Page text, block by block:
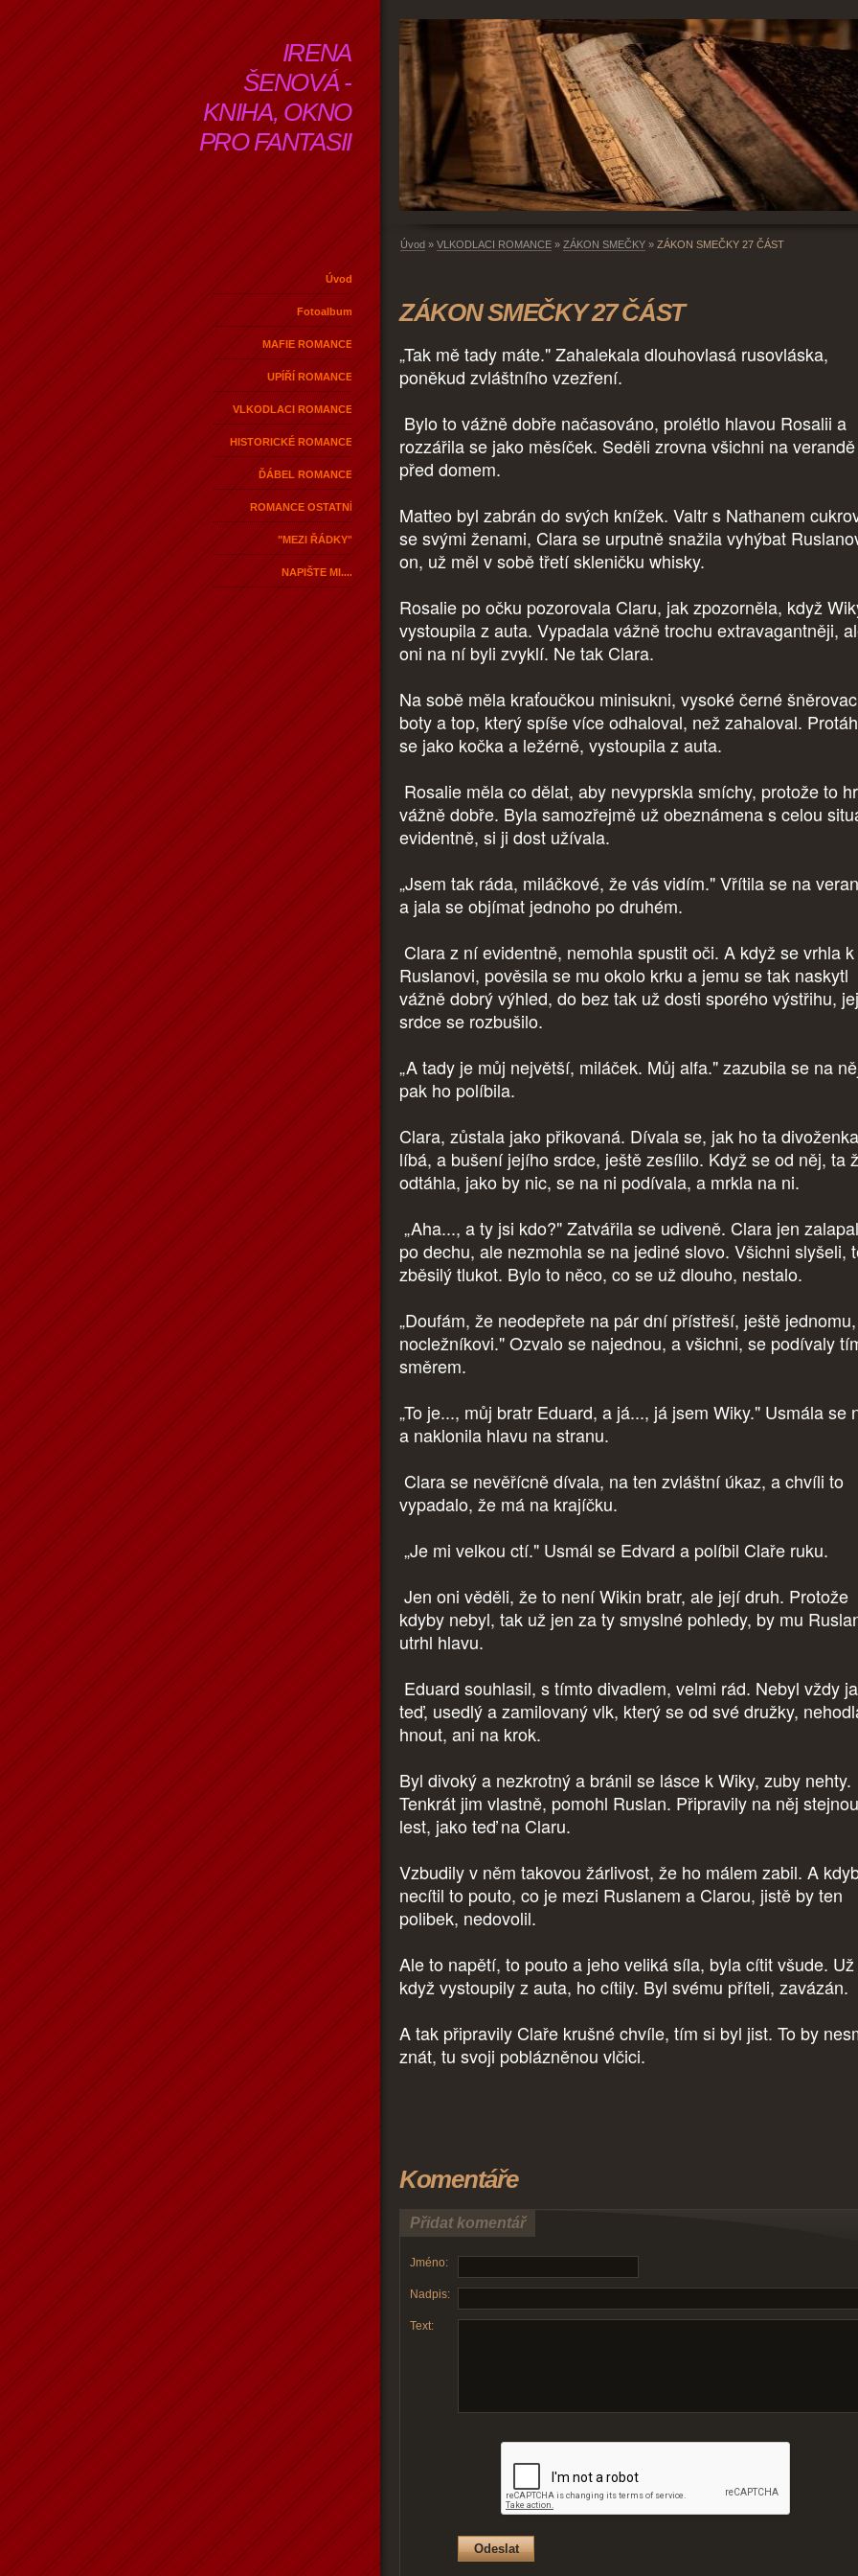
IRENA
ŠENOVÁ -
KNIHA, OKNO
PRO FANTASII
Úvod
Fotoalbum
MAFIE ROMANCE
UPÍŘÍ ROMANCE
VLKODLACI ROMANCE
HISTORICKÉ ROMANCE
ĎÁBEL ROMANCE
ROMANCE OSTATNÍ
"MEZI ŘÁDKY"
NAPIŠTE MI....
Úvod » VLKODLACI ROMANCE » ZÁKON SMEČKY » ZÁKON SMEČKY 27 ČÁST
ZÁKON SMEČKY 27 ČÁST
„Tak mě tady máte." Zahalekala dlouhovlasá rusovláska,
poněkud zvláštního vzezření.
Bylo to vážně dobře načasováno, prolétlo hlavou Rosalii a
rozzářila se jako měsíček. Seděli zrovna všichni na verandě
před domem.
Matteo byl zabrán do svých knížek. Valtr s Nathanem
se svými ženami, Clara se urputně snažila vyhýbat
on, už měl v sobě třetí skleničku whisky.
Rosalie po očku pozorovala Claru, jak zpozorněla, když
vystoupila z auta. Vypadala vážně trochu extravagantněji,
oni na ní byli zvyklí. Ne tak Clara.
Na sobě měla kraťoučkou minisukni, vysoké černé
boty a top, který spíše více odhaloval, než zahaloval.
se jako kočka a ležérně, vystoupila z auta.
Rosalie měla co dělat, aby nevyprskla smíchy, protože to
vážně dobře. Byla samozřejmě už obeznámena s celou
evidentně, si ji dost užívala.
„Jsem tak ráda, miláčkové, že vás vidím." Vřítila se na
a jala se objímat jednoho po druhém.
Clara z ní evidentně, nemohla spustit oči. A když se vrhla k
Ruslanovi, pověsila se mu okolo krku a jemu se tak naskytl
vážně dobrý výhled, do bez tak už dosti sporého výstřihu,
srdce se rozbušilo.
„A tady je můj největší, miláček. Můj alfa." zazubila se na
pak ho políbila.
Clara, zůstala jako přikovaná. Dívala se, jak ho ta divoženka
líbá, a bušení jejího srdce, ještě zesílilo. Když se od něj, ta
odtáhla, jako by nic, se na ni podívala, a mrkla na ni.
„Aha..., a ty jsi kdo?" Zatvářila se udiveně. Clara jen
po dechu, ale nezmohla se na jediné slovo. Všichni slyšeli,
zběsilý tlukot. Bylo to něco, co se už dlouho, nestalo.
„Doufám, že neodepřete na pár dní přístřeší, ještě jednomu,
nocležníkovi." Ozvalo se najednou, a všichni, se podívaly
směrem.
„To je..., můj bratr Eduard, a já..., já jsem Wiky." Usmála se
a naklonila hlavu na stranu.
Clara se nevěřícně dívala, na ten zvláštní úkaz, a chvíli to
vypadalo, že má na krajíčku.
„Je mi velkou ctí." Usmál se Edvard a políbil Claře ruku.
Jen oni věděli, že to není Wikin bratr, ale její druh. Protože
kdyby nebyl, tak už jen za ty smyslné pohledy, by mu
utrhl hlavu.
Eduard souhlasil, s tímto divadlem, velmi rád. Nebyl vždy
teď, usedlý a zamilovaný vlk, který se od své družky,
hnout, ani na krok.
Byl divoký a nezkrotný a bránil se lásce k Wiky, zuby nehty.
Tenkrát jim vlastně, pomohl Ruslan. Připravily na něj stejnou
lest, jako teď na Claru.
Vzbudily v něm takovou žárlivost, že ho málem zabil. A
necítil to pouto, co je mezi Ruslanem a Clarou, jistě by ten
polibek, nedovolil.
Ale to napětí, to pouto a jeho veliká síla, byla cítit všude. Už
když vystoupily z auta, ho cítily. Byl svému příteli, zavázán.
A tak připravily Claře krušné chvíle, tím si byl jist. To by
znát, tu svoji poblázněnou vlčici.
Komentáře
Přidat komentář
Jméno:
Nadpis:
Text: